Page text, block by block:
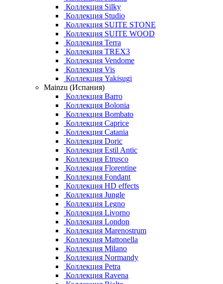
Коллекция Silky
Коллекция Studio
Коллекция SUITE STONE
Коллекция SUITE WOOD
Коллекция Terra
Коллекция TREX3
Коллекция Vendome
Коллекция Vis
Коллекция Yakisugi
Mainzu (Испания)
Коллекция Barro
Коллекция Bolonia
Коллекция Bombato
Коллекция Caprice
Коллекция Catania
Коллекция Doric
Коллекция Estil Antic
Коллекция Etrusco
Коллекция Florentine
Коллекция Fondant
Коллекция HD effects
Коллекция Jungle
Коллекция Legno
Коллекция Livorno
Коллекция London
Коллекция Marenostrum
Коллекция Mattonella
Коллекция Milano
Коллекция Normandy
Коллекция Petra
Коллекция Ravena